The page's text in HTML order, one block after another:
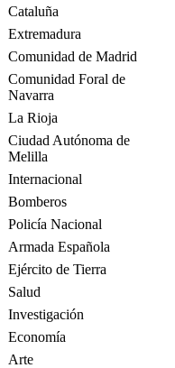
Cataluña
Extremadura
Comunidad de Madrid
Comunidad Foral de
Navarra
La Rioja
Ciudad Autónoma de
Melilla
Internacional
Bomberos
Policía Nacional
Armada Española
Ejército de Tierra
Salud
Investigación
Economía
Arte